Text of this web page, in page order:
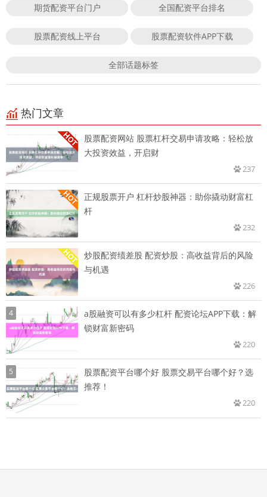
期货配资平台门户 全国配资平台排名
股票配资线上平台 股票配资软件APP下载
全部话题标签
热门文章
股票配资网站 股票杠杆交易申请攻略：轻松放
大投资效益，开启财
237
正规股票开户 杠杆炒股神器：助你撬动财富杠
杆
232
炒股配资绩差股 配资炒股：高收益背后的风险
与机遇
226
4
a股融资可以有多少杠杆 配资论坛APP下载：解
锁财富新密码
220
5
股票配资平台哪个好 股票交易平台哪个好？选
推荐！
220